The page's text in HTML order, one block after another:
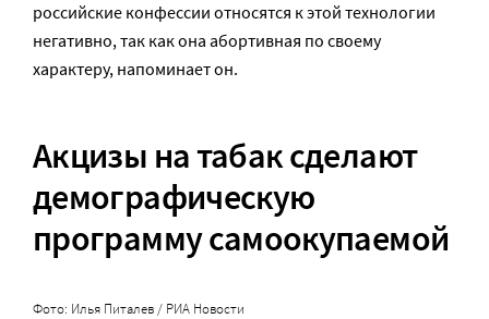
российские конфессии относятся к этой технологии
негативно, так как она абортивная по своему
характеру, напоминает он.
Акцизы на табак сделают
демографическую
программу самоокупаемой
Фото: Илья Питалев / РИА Новости